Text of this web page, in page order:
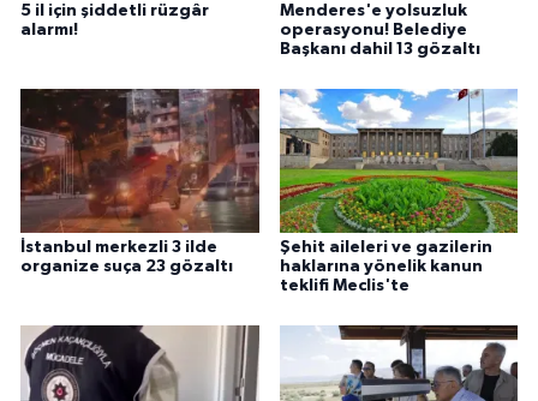
5 il için şiddetli rüzgâr
alarmı!
Menderes'e yolsuzluk
operasyonu! Belediye
Başkanı dahil 13 gözaltı
İstanbul merkezli 3 ilde
organize suça 23 gözaltı
Şehit aileleri ve gazilerin
haklarına yönelik kanun
teklifi Meclis'te